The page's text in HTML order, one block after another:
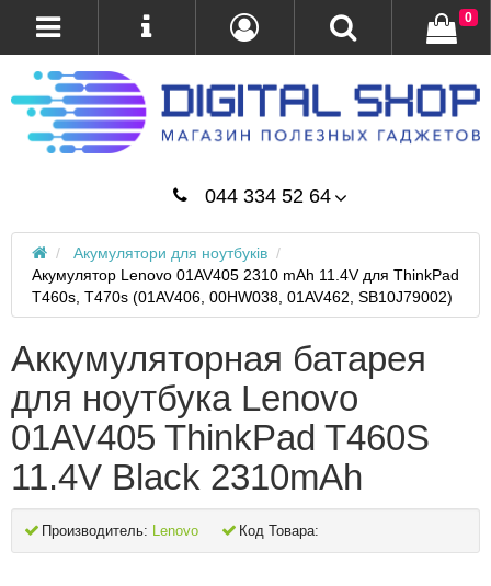
044 334 52 64
0
Акумулятори для ноутбуків
Акумулятор Lenovo 01AV405 2310 mAh 11.4V для ThinkPad
T460s, T470s (01AV406, 00HW038, 01AV462, SB10J79002)
Аккумуляторная батарея
для ноутбука Lenovo
01AV405 ThinkPad T460S
11.4V Black 2310mAh
Производитель: Lenovo Код Товара: